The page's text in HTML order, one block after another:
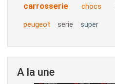
carrosserie chocs
peugeot serie super
A la une